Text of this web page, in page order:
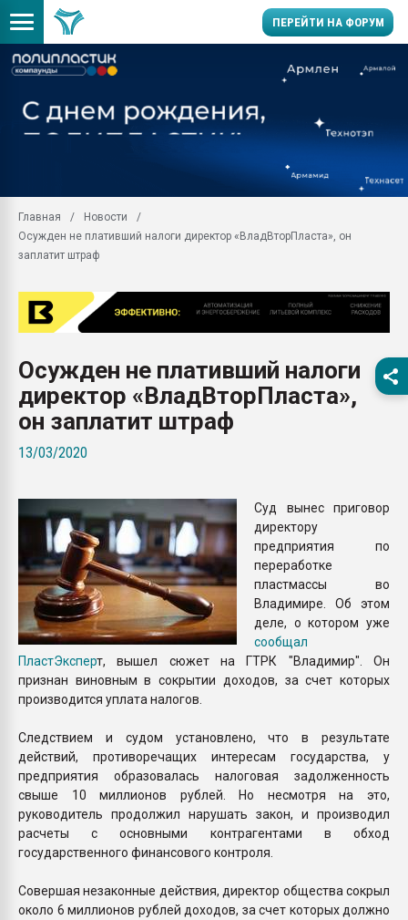
ПЕРЕЙТИ НА ФОРУМ
заводу пластмасс"
28.07.2026
первый план в
28.07.2026
ситуацией на
Главная
Новости
Осужден не плативший налоги директор «ВладВторПласта», он
заплатит штраф
Осужден не плативший налоги
директор «ВладВторПласта»,
он заплатит штраф
13/03/2020
Суд вынес приговор
директору
предприятия по
переработке
пластмассы во
Владимире. Об этом
деле, о котором уже
сообщал
ПластЭксперт, вышел сюжет на ГТРК "Владимир". Он
признан виновным в сокрытии доходов, за счет которых
производится уплата налогов.
Следствием и судом установлено, что в результате
действий, противоречащих интересам государства, у
предприятия образовалась налоговая задолженность
свыше 10 миллионов рублей. Но несмотря на это,
руководитель продолжил нарушать закон, и производил
расчеты с основными контрагентами в обход
государственного финансового контроля.
Совершая незаконные действия, директор общества сокрыл
около 6 миллионов рублей доходов, за счет которых должно